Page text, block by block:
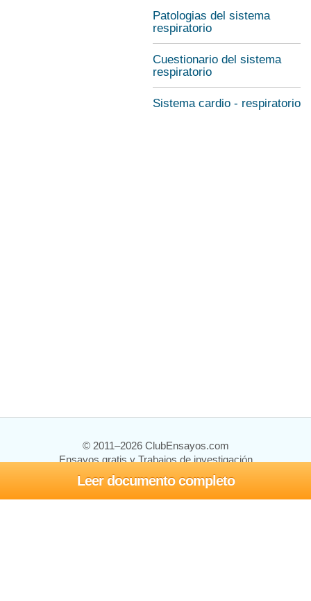
Leer documento completo
Patologias del sistema
respiratorio
Cuestionario del sistema
respiratorio
Sistema cardio - respiratorio
© 2011–2026 ClubEnsayos.com
Ensayos gratis y Trabajos de investigación